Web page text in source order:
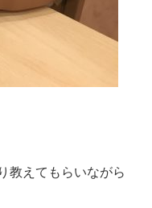
教えてもらいながら